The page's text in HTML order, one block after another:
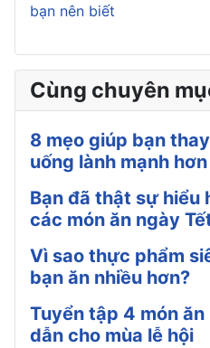
bạn nên biết
Cùng chuyên
8 mẹo giúp bạn
uống lành mạnh hơn
Bạn đã thật sự hiểu
các món ăn ngày
Vì sao thực phẩm
bạn ăn nhiều hơn?
Tuyển tập 4 món ăn
dẫn cho mùa lễ hội